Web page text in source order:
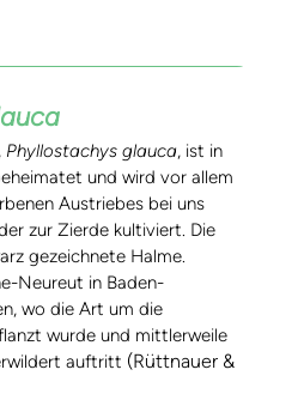
, Phyllostachys glauca, ist in
und wird vor allem
Austriebes bei uns
zur Zierde kultiviert. Die
gezeichnete Halme.
Neureut in Baden-
wo die Art um die
wurde und mittlerweile
auftritt (Rüttnauer &